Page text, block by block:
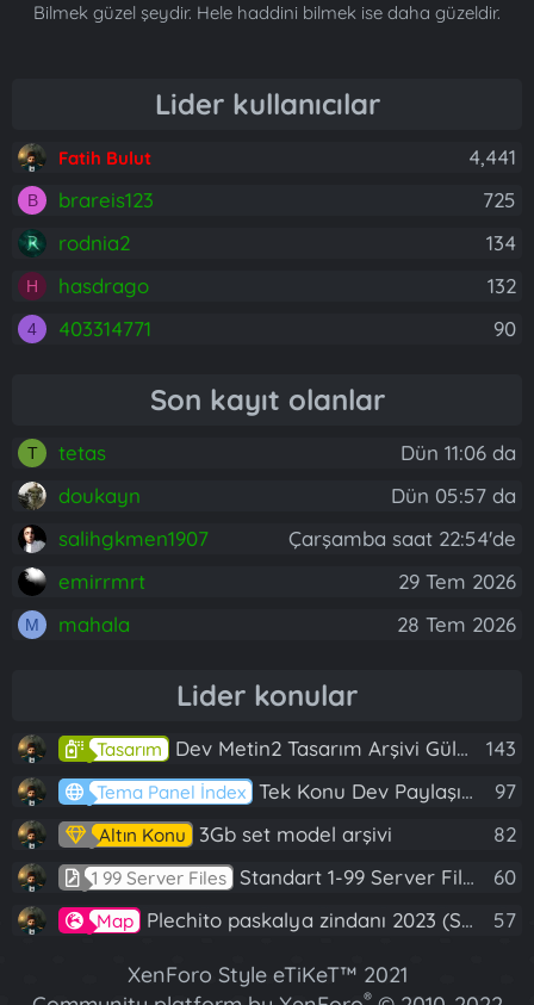
Bilmek güzel şeydir. Hele haddini bilmek ise daha güzeldir.
Lider kullanıcılar
Fatih Bulut 4,441
B brareis123
725
rodnia2
134
H hasdrago 132
4 403314771 90
Son kayıt olanlar
T tetas
Dün 11:06 da
doukayn
Dün 05:57 da
salihgkmen1907
Çarşamba saat 22:54'de
emirrmrt
29 Tem 2026
M mahala 28 Tem 2026
Lider konular
Tasarım Dev Metin2 Tasarım Arşivi Güle Güle Kullanın 143
Tema Panel İndex Tek Konu Dev Paylaşım 10 Adet Server Tanıtım İndex 97
Altın Konu 3Gb set model arşivi 82
1 99 Server Files Standart 1-99 Server Files 60
Map Plechito paskalya zindanı 2023 (Spring Sanctuary dungeon) 57
XenForo Style eTiKeT™ 2021
®